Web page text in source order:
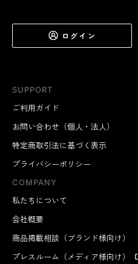
SUPPORT
ご利用ガイド
お問い合わせ（個人・法人）
特定商取引法に基づく表示
プライバシーポリシー
COMPANY
私たちについて
会社概要
商品掲載相談（ブランド様向け）
プレスルーム（メディア様向け）
ログイン